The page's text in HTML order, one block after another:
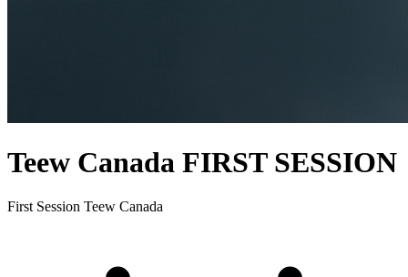
Teew Canada FIRST SESSION
First Session Teew Canada